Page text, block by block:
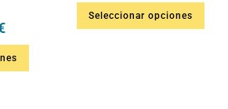
Seleccionar opciones